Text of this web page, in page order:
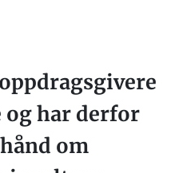
har derfor
om